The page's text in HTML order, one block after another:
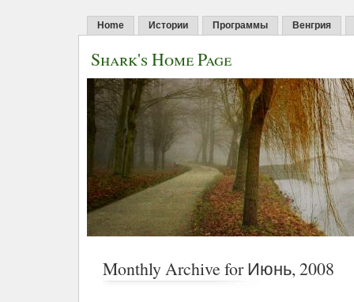
Home Истории Программы Венгрия
Shark's Home Page
Monthly Archive for Июнь, 2008